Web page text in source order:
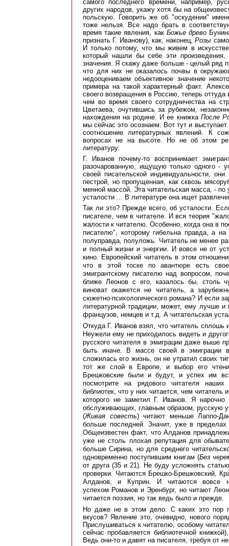
самого последнего времени, например,
других народов, укажу хотя бы на
польскую. Говорить же об "оскудении"
тоже нельзя. Все надо брать в
время такие явления, как Божье древо
признать Г. Иванову), как, наконец,Розы
И только потому, что мы живем в
который нашли бы себе эти
значения. Я скажу даже больше - целый ряд
что для них не оказалось почвы в
недооцениваем объективное значение
примера на такой характерный факт.
своего возвращения в Россию, теперь
чем во время своего сотрудничества на
Цветаева, очутившись за рубежом,
нахождения на родине. И ее книжка После
мы сейчас это осознаем. Вот тут и выступает
соотношение литературных явлений. К
вопросах не на высоте. Но не об этом
литературу.
Г. Иванов почему-то воспринимает
разочарованную, ищущую только одного -
своей писательской индивидуальности,
пестрой, но пропущенная, как сквозь
менной массой. Эта читательская масса, -
усталости ... В литературе она ищет
Так ли это? Прежде всего, об усталости.
писателе, чем в читателе. И вся теория
жалости к читателю. Особенно, когда она в
писателю", которому гибельна правда, а
полуправда, полуложь. Читатель не менее
и полный жизни и энергии. И вовсе не от
кино. Европейский читатель в этом
что в этой тоске по авантюре есть
эмигрантскому писателю над вопросом,
ближе Леонов с его, казалось бы, столь
виноват окажется не читатель, а
сюжетно-психологического романа? И если
литературной традиции, может, ему лучше и
французов, немцев и т.д. А читательская
Откуда Г. Иванов взял, что читатель
Неужели ему не приходилось видеть и
русского читателя в эмиграции даже выше
быть иначе. В массе своей в эмиграции
сложилась его жизнь, он не утратил своих
тот же слой в Европе, и выбор его
Брешковские были и будут, и успех им
посмотрите на рядового читателя наших
библиотек, что у них читается, чем читатель
которого не заметил Г. Иванов. Я нарочно
обслуживающих, главным образом, русскую
(Живая совесть) читают меньше Лаппо-
больше последней. Значит, уже в пределах
Обще­известен факт, что Алданов
уже не столь плохая репутация для
больше Сирина, но для среднего
одновременно поступившим книгам (Без
от друга (35 и 21). Не буду усложнять
проверки. Читаются Брешко-Брешковский,
Алданов, и Куприн. И читаются вовсе
успехом Романов и Эренбург, но читают
читается поэзия, но так ведь было и прежде.
Но даже не в этом дело. С каких это пор
вкусов? Явление это, очевидно, нового
Прислушиваться к читателю, особому
сейчас пробавляется библиотечной
Ведь они-то и давят на писателя, требуя от